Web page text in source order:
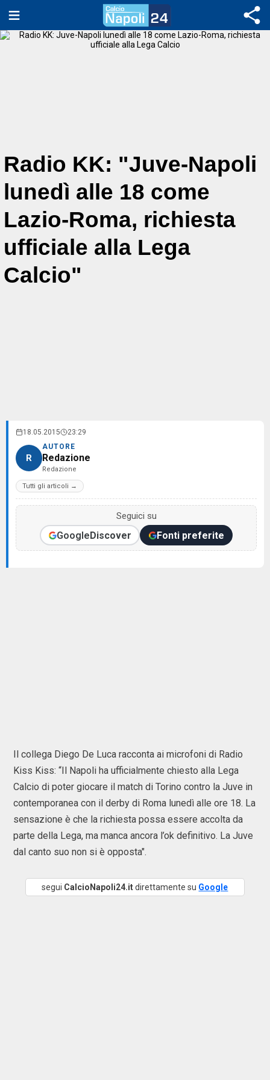
Radio KK: "Juve-Napoli
lunedì alle 18 come
Lazio-Roma, richiesta
ufficiale alla Lega
Calcio"
18.05.2015 23:29
R
AUTORE
Redazione
Redazione
Tutti gli articoli →
Seguici su
GoogleDiscover Fonti preferite
Il collega Diego De Luca racconta ai microfoni di Radio
Kiss Kiss: “Il Napoli ha ufficialmente chiesto alla Lega
Calcio di poter giocare il match di Torino contro la Juve in
contemporanea con il derby di Roma lunedì alle ore 18. La
sensazione è che la richiesta possa essere accolta da
parte della Lega, ma manca ancora l’ok definitivo. La Juve
dal canto suo non si è opposta".
segui CalcioNapoli24.itdirettamente su Google